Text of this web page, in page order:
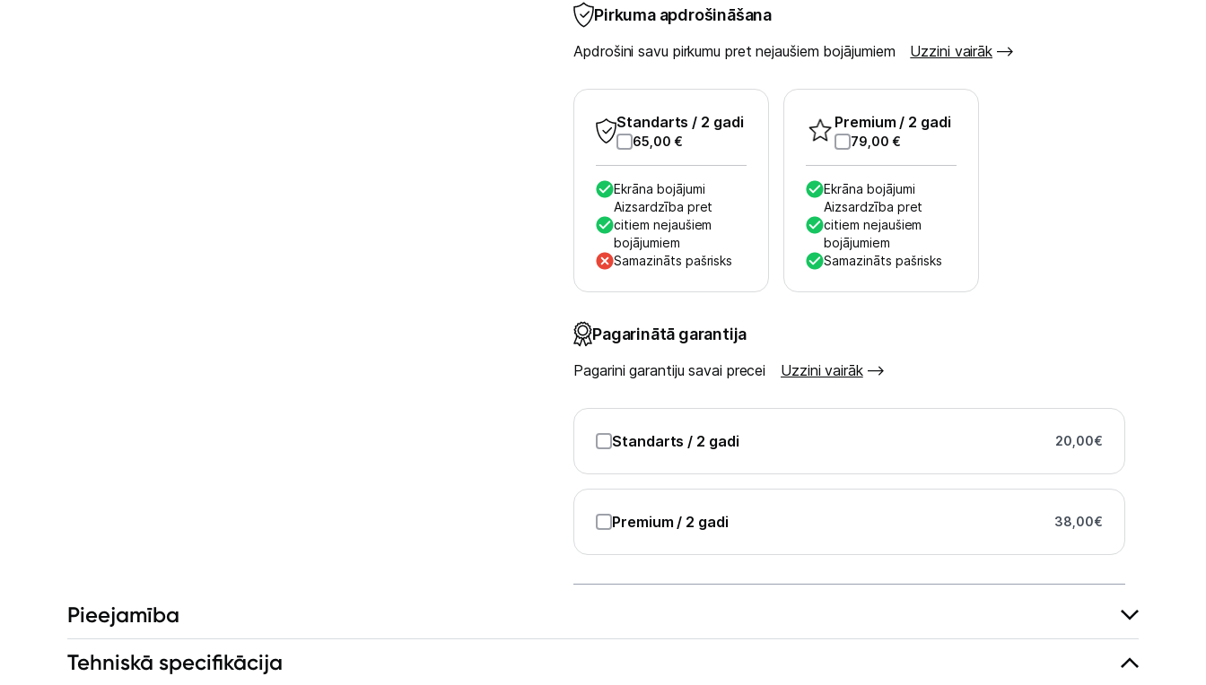
Portatīvie datori un piederumi
Stacionārie datori un piederumi
Spēļu konsoles un piederumi
Projektori un ekrāni
Telefoni, planšetdatori
Pirkuma apdrošināšana
Apdrošini savu pirkumu pret nejaušiem bojājumiem Uzzini vairāk
Standarts / 2 gadi
65,00 €
Ekrāna bojājumi
Aizsardzība pret
citiem nejaušiem
bojājumiem
Samazināts pašrisks
Premium / 2 gadi
79,00 €
Ekrāna bojājumi
Aizsardzība pret
citiem nejaušiem
bojājumiem
Samazināts pašrisks
Pagarinātā garantija
Pagarini garantiju savai precei Uzzini vairāk
Standarts / 2 gadi 20,00€
Premium / 2 gadi 38,00€
Pieejamība
Tehniskā specifikācija